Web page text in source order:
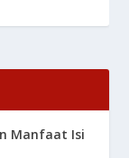
Manfaat Isi